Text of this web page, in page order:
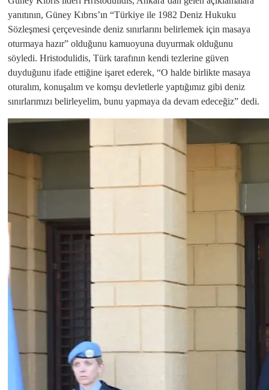
yanıtının, Güney Kıbrıs’ın “Türkiye ile 1982 Deniz Hukuku
Sözleşmesi çerçevesinde deniz sınırlarını belirlemek için masaya
oturmaya hazır” olduğunu kamuoyuna duyurmak olduğunu
söyledi. Hristodulidis, Türk tarafının kendi tezlerine güven
duyduğunu ifade ettiğine işaret ederek, “O halde birlikte masaya
oturalım, konuşalım ve komşu devletlerle yaptığımız gibi deniz
sınırlarımızı belirleyelim, bunu yapmaya da devam edeceğiz” dedi.